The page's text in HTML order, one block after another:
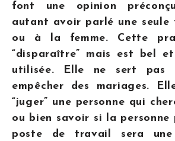
font une opinion
autant avoir parlé une seule
ou à la femme. Cette
“disparaître” mais est bel
utilisée. Elle ne sert pas
empêcher des mariages.
“juger” une personne qui
ou bien savoir si la personne
poste de travail sera une